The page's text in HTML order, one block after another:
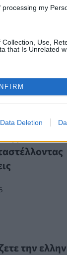
my
Use,
that Is Unrelated
Data Deletion
βελτιώνει
την